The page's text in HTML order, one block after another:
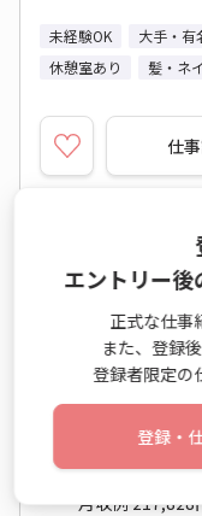
未経験OK 大手・有
休憩室あり
髪・ネ
仕
派遣
＜データ入力
★引継ぎしっ
一般事務・OA
ントリー業務
時給 1,420円～
月収例 217,828
エントリー後
正式な仕事
また、登録
登録者限定の
登録・